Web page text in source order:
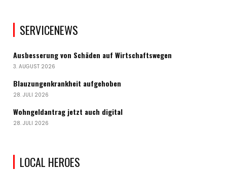
SERVICENEWS
Ausbesserung von Schäden auf Wirtschaftswegen
3. AUGUST 2026
Blauzungenkrankheit aufgehoben
28. JULI 2026
Wohngeldantrag jetzt auch digital
28. JULI 2026
LOCAL HEROES